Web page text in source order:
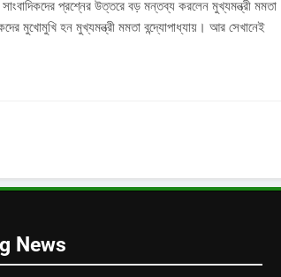
প্রশ্নের উত্তরে বড় মন্তব্য করলেন মুখ্যমন্ত্রী মমতা
মুখোমুখি হন মুখ্যমন্ত্রী মমতা বন্দ্যোপাধ্যায়। আর সেখানেই
News